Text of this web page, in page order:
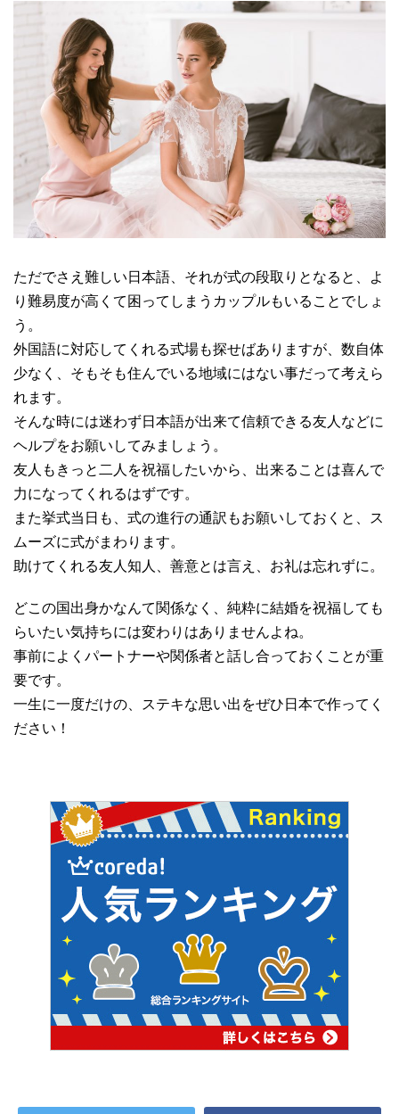
ただでさえ難しい日本語、それが式の段取りとなると、よ
り難易度が高くて困ってしまうカップルもいることでしょ
う。
外国語に対応してくれる式場も探せばありますが、数自体
少なく、そもそも住んでいる地域にはない事だって考えら
れます。
そんな時には迷わず日本語が出来て信頼できる友人などに
ヘルプをお願いしてみましょう。
友人もきっと二人を祝福したいから、出来ることは喜んで
力になってくれるはずです。
また挙式当日も、式の進行の通訳もお願いしておくと、ス
ムーズに式がまわります。
助けてくれる友人知人、善意とは言え、お礼は忘れずに。
どこの国出身かなんて関係なく、純粋に結婚を祝福しても
らいたい気持ちには変わりはありませんよね。
事前によくパートナーや関係者と話し合っておくことが重
要です。
一生に一度だけの、ステキな思い出をぜひ日本で作ってく
ださい！